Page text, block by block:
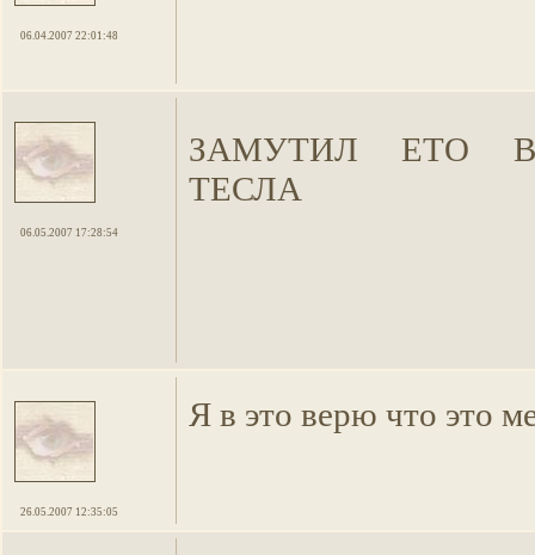
06.04.2007 22:01:48
06.05.2007 17:28:54
ЗАМУТИЛ ЕТО
ТЕСЛА
26.05.2007 12:35:05
Я в это верю что это